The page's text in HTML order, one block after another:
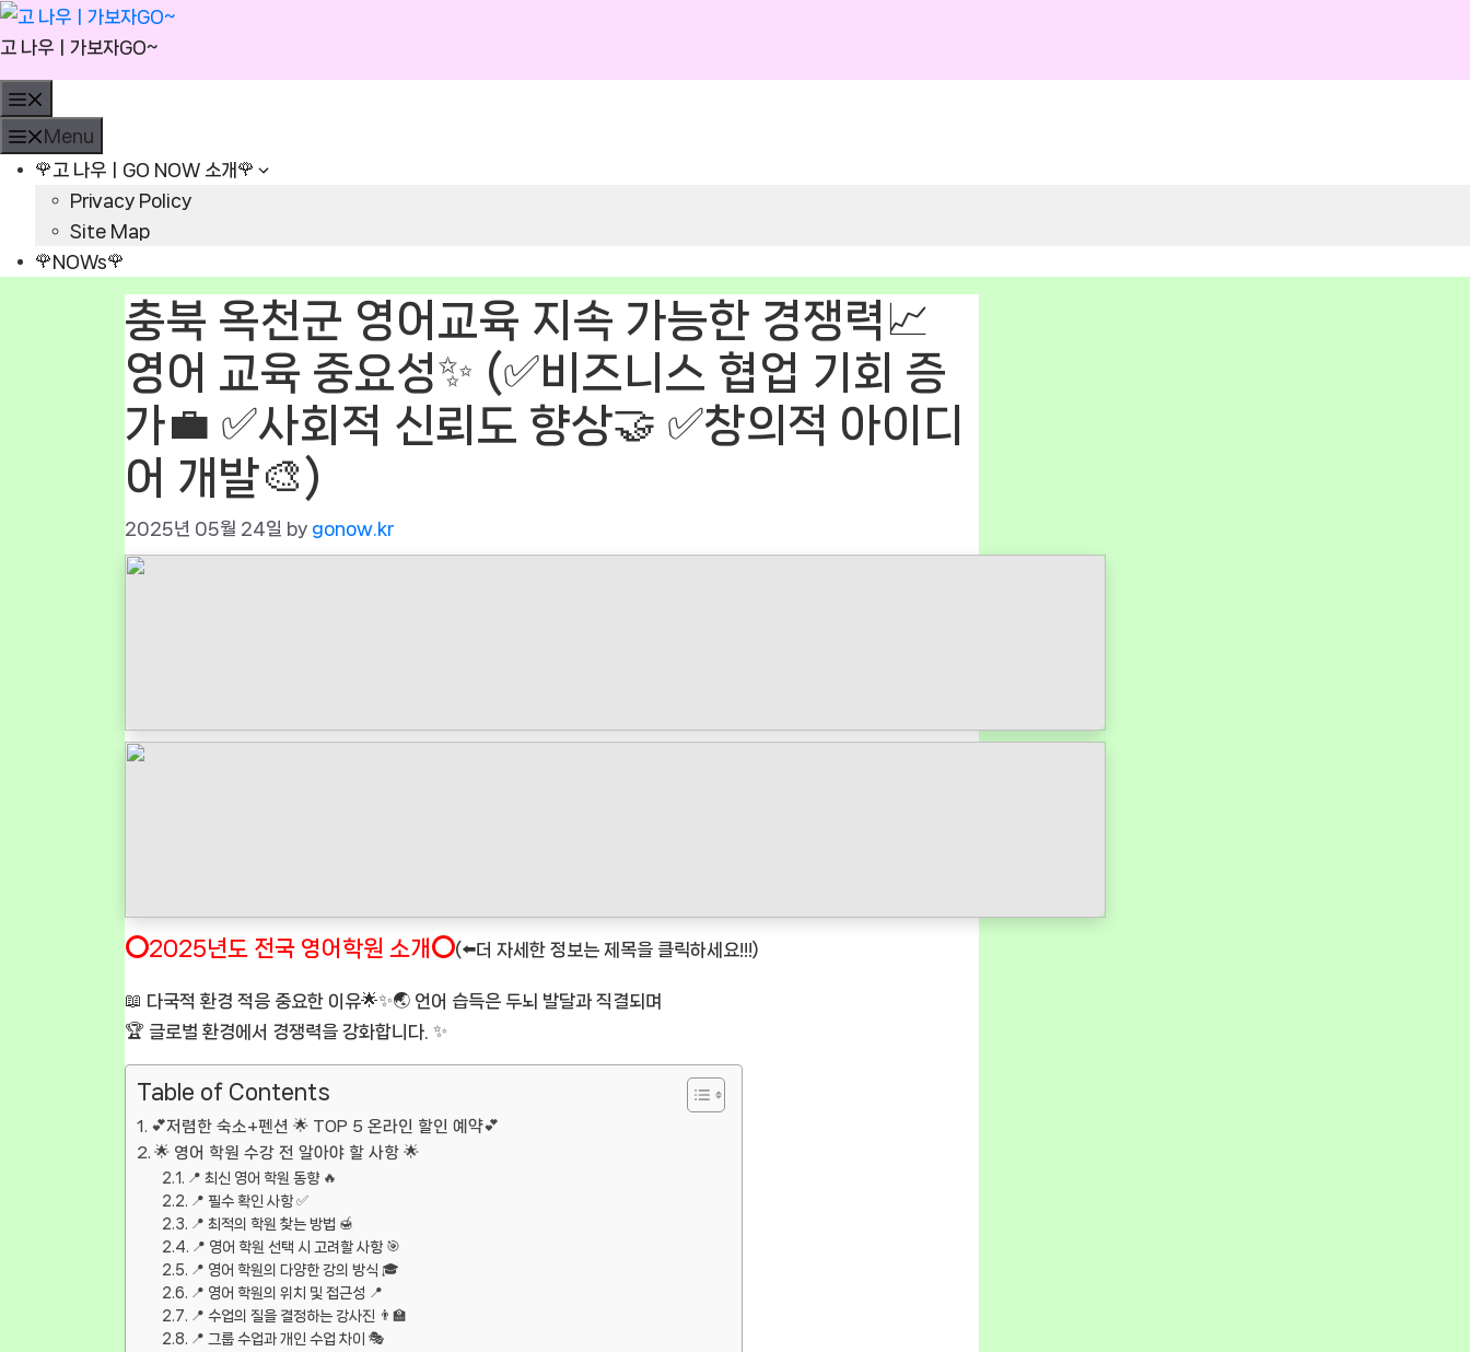
Skip
to
content
고 나우ㅣ가보자GO~
Menu
🌹고 나우ㅣGO NOW 소개🌹
Privacy Policy
Site Map
🌹NOWs🌹
충북 옥천군 영어교육 지속 가능한 경쟁력📈
영어 교육 중요성✨ (✅비즈니스 협업 기회 증
가💼 ✅사회적 신뢰도 향상🤝 ✅창의적 아이디
어 개발🎨)
2025년 05월 24일 by gonow.kr
⭕2025년도 전국 영어학원 소개⭕(⬅️더 자세한 정보는 제목을 클릭하세요!!!)
📖 다국적 환경 적응 중요한 이유🌟✨🌏 언어 습득은 두뇌 발달과 직결되며
🏆 글로벌 환경에서 경쟁력을 강화합니다. ✨
Table of Contents
💕저렴한 숙소+펜션 🌟 TOP 5 온라인 할인 예약💕
🌟 영어 학원 수강 전 알아야 할 사항 🌟
📍 최신 영어 학원 동향 🔥
📍 필수 확인 사항 ✅
📍 최적의 학원 찾는 방법 🍯
📍 영어 학원 선택 시 고려할 사항 🎯
📍 영어 학원의 다양한 강의 방식 🎓
📍 영어 학원의 위치 및 접근성 📍
📍 수업의 질을 결정하는 강사진 👨‍🏫
📍 그룹 수업과 개인 수업 차이 🎭